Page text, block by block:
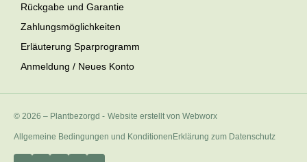
Rückgabe und Garantie
Zahlungsmöglichkeiten
Erläuterung Sparprogramm
Anmeldung / Neues Konto
© 2026 – Plantbezorgd - Website erstellt von Webworx
Allgemeine Bedingungen und Konditionen Erklärung zum Datenschutz